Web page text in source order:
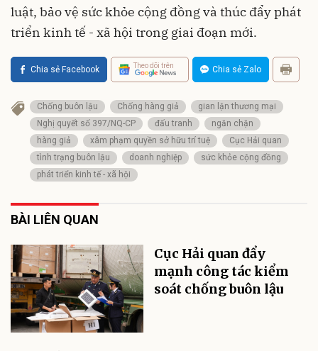
luật, bảo vệ sức khỏe cộng đồng và thúc đẩy phát
triển kinh tế - xã hội trong giai đoạn mới.
Chia sẻ Facebook Theo dõi trên Chia sẻ Zalo
Chống buôn lậu Chống hàng giả
gian lận thương mại
Nghị quyết số 397/NQ-CP
đấu tranh
ngăn chặn
hàng giả
xâm phạm quyền sở hữu trí tuệ
Cục Hải quan
tình trạng buôn lậu
doanh nghiệp
sức khỏe cộng đồng
phát triển kinh tế - xã hội
BÀI LIÊN QUAN
Cục Hải quan đẩy
mạnh công tác kiểm
soát chống buôn lậu